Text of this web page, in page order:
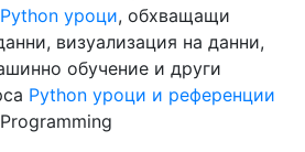
Python уроци, обхващащи
визуализация на данни,
обучение и други
Python уроци и референции